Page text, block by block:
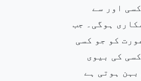
اور سے
ہوگی۔ جب
کو جو کسی
کی بیوی
ہوتی ہے